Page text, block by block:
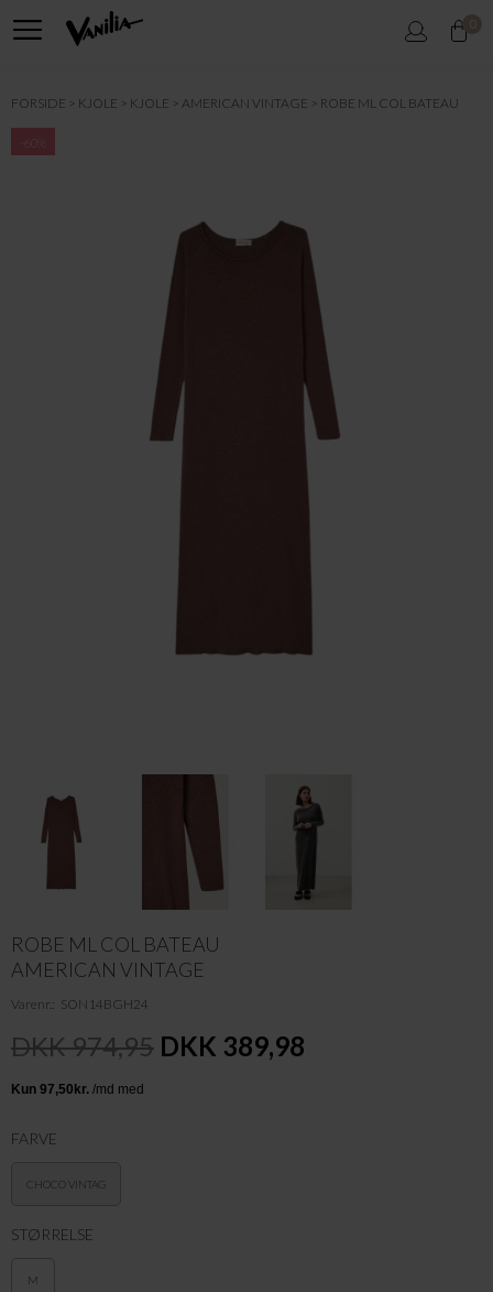
0
FORSIDE KJOLE KJOLE AMERICAN VINTAGE ROBE ML COL BATEAU
-60%
ROBE ML COL BATEAU
AMERICAN VINTAGE
Varenr. SON14BGH24
DKK 974,95 DKK 389,98
FARVE
CHOCO VINTAG
STØRRELSE
M